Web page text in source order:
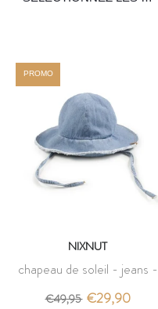
PROMO
NIXNUT
chapeau de soleil - jeans -
nixnut
€49,95 €29,90